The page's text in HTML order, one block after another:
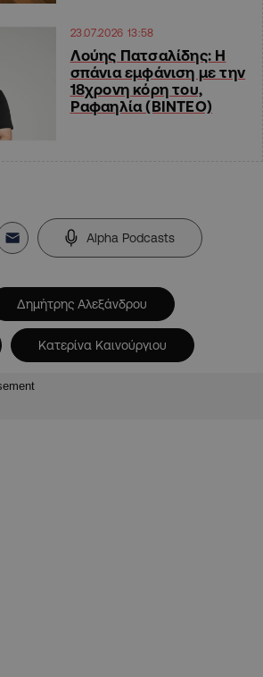
23.07.2026 13:58
Λούης Πατσαλίδης: Η
σπάνια εμφάνιση με την
18χρονη κόρη του,
Ραφαηλία (ΒΙΝΤΕΟ)
Alpha Podcasts
Δημήτρης Αλεξάνδρου
Κατερίνα Καινούργιου